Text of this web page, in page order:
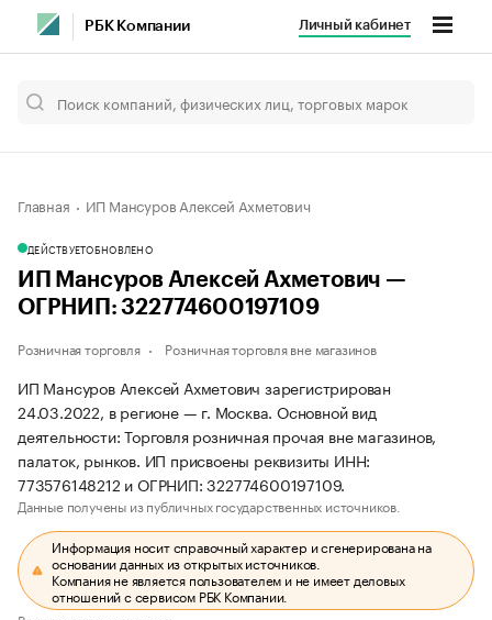
РБК Компании Личный кабинет
Главная ИП Мансуров Алексей Ахметович
ДЕЙСТВУЕТОБНОВЛЕНО
ИП Мансуров Алексей Ахметович —
ОГРНИП: 322774600197109
Розничная торговля Розничная торговля вне магазинов
ИП Мансуров Алексей Ахметович зарегистрирован
24.03.2022, в регионе — г. Москва. Основной вид
деятельности: Торговля розничная прочая вне магазинов,
палаток, рынков. ИП присвоены реквизиты ИНН:
773576148212 и ОГРНИП: 322774600197109.
Данные получены из публичных государственных источников.
Информация носит справочный характер и сгенерирована на
основании данных из открытых источников.
Компания не является пользователем и не имеет деловых
отношений с сервисом РБК Компании.